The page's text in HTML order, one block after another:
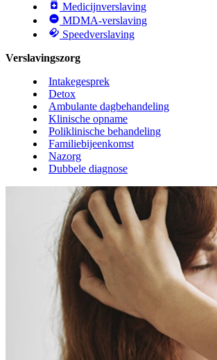
Medicijnverslaving
MDMA-verslaving
Speedverslaving
Verslavingszorg
Intakegesprek
Detox
Ambulante dagbehandeling
Klinische opname
Poliklinische behandeling
Familiebijeenkomst
Nazorg
Dubbele diagnose